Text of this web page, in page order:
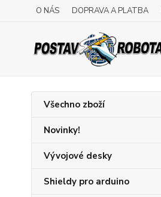
O NÁS DOPRAVA A PLATBA
Všechno zboží
Novinky!
Vývojové desky
Shieldy pro arduino